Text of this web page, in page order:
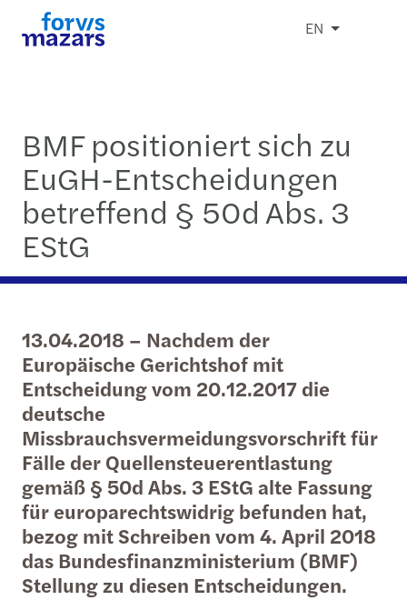
EN
BMF positioniert sich zu
EuGH-Entscheidungen
betreffend § 50d Abs. 3
EStG
13.04.2018 – Nachdem der
Europäische Gerichtshof mit
Entscheidung vom 20.12.2017 die
deutsche
Missbrauchsvermeidungsvorschrift für
Fälle der Quellensteuerentlastung
gemäß § 50d Abs. 3 EStG alte Fassung
für europarechtswidrig befunden hat,
bezog mit Schreiben vom 4. April 2018
das Bundesfinanzministerium (BMF)
Stellung zu diesen Entscheidungen.